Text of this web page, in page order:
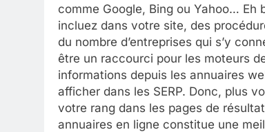
comme Google, Bing ou Yahoo…
incluez dans votre site, des
du nombre d’entreprises qui s’y
être un raccourci pour les moteurs
informations depuis les annuaires
afficher dans les SERP. Donc, plus
votre rang dans les pages de
annuaires en ligne constitue une